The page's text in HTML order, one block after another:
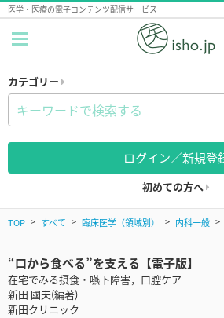
医学・医療の電子コンテンツ配信サービス
カテゴリー
ログイン／新規登
初めての方へ
TOP すべて 臨床医学（領域別） 内科一般
“口から食べる”を支える【電子版】
在宅でみる摂食・嚥下障害，口腔ケア
新田 國夫(編著)
新田クリニック